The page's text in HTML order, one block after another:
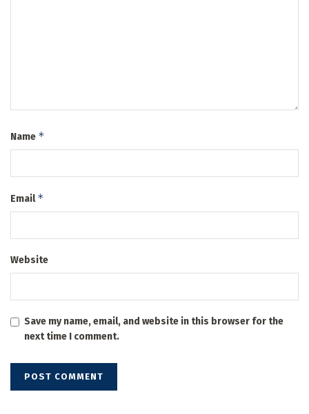
Name *
Email*
Website
Save my name, email, and website in this browser for the
next time I comment.